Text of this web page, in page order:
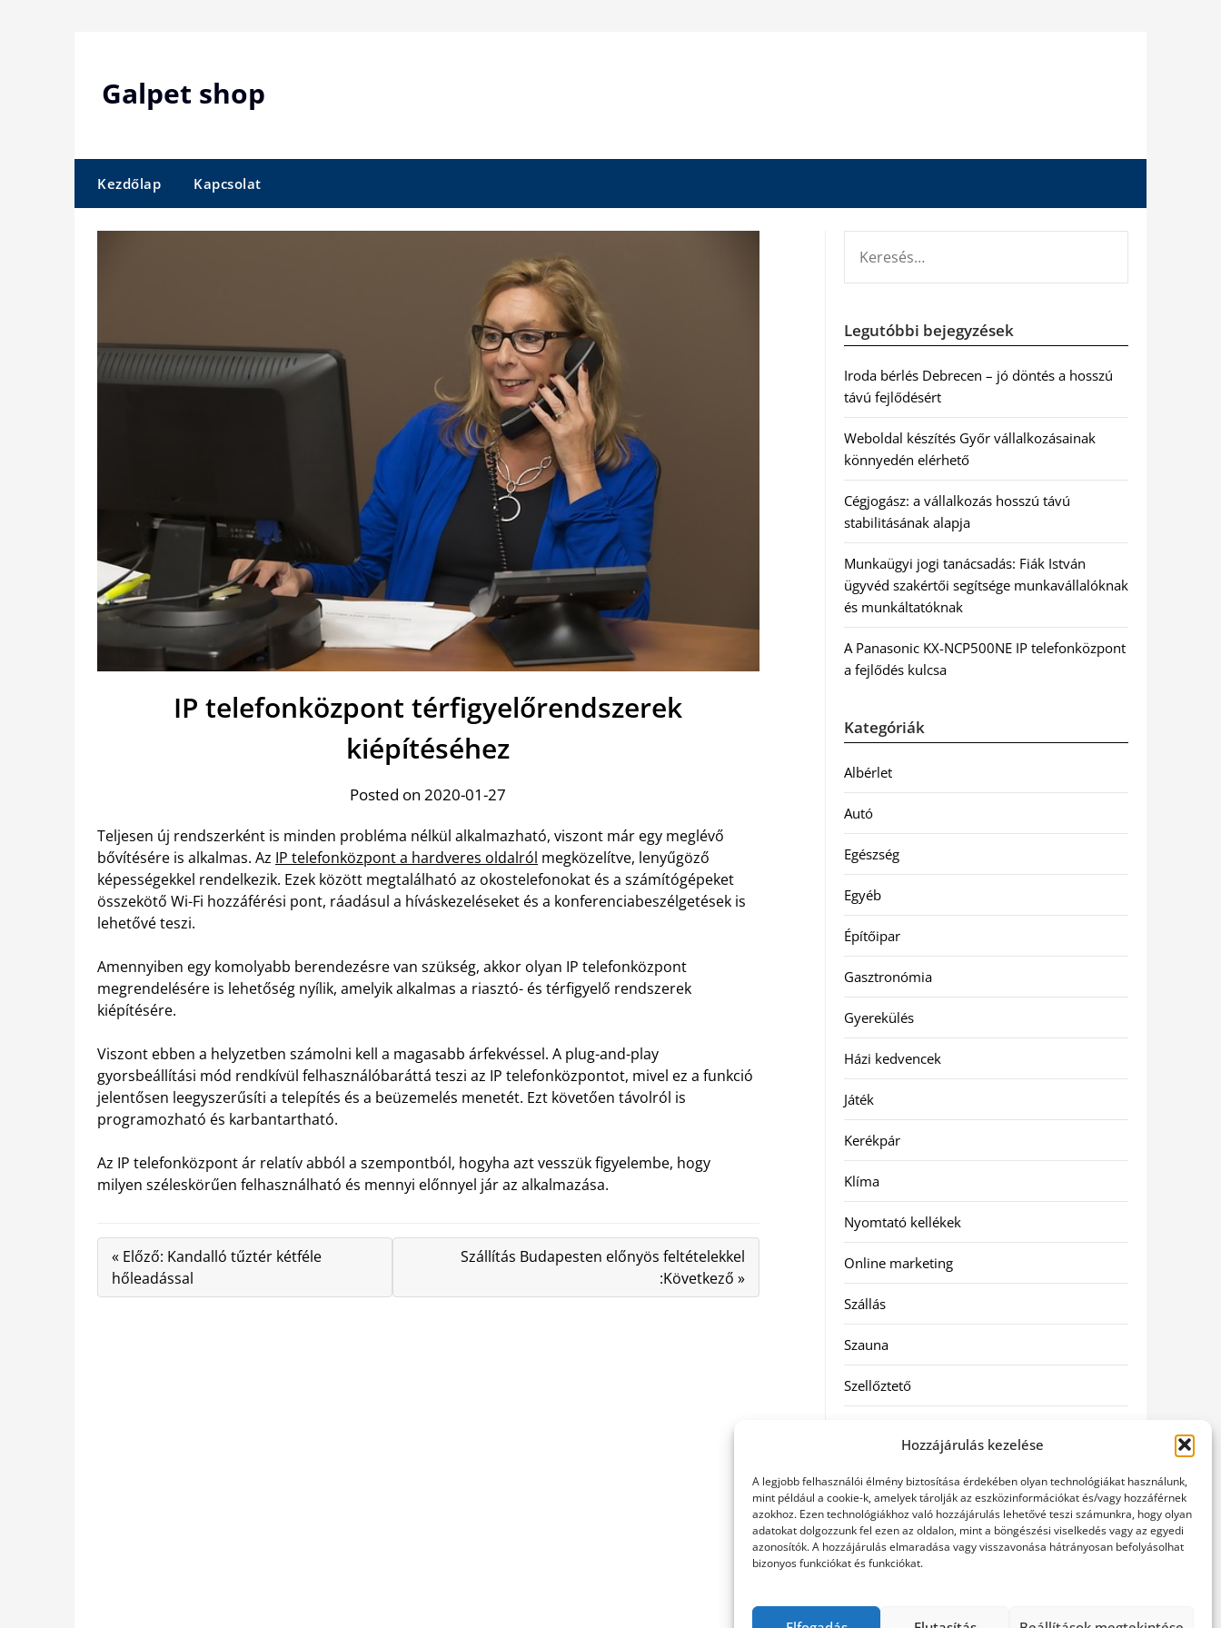
Hozzájárulás kezelése
A legjobb felhasználói élmény biztosítása érdekében olyan technológiákat használunk,
mint például a cookie-k, amelyek tárolják az eszközinformációkat és/vagy hozzáférnek
azokhoz. Ezen technológiákhoz való hozzájárulás lehetővé teszi számunkra, hogy olyan
adatokat dolgozzunk fel ezen az oldalon, mint a böngészési viselkedés vagy az egyedi
azonosítók. A hozzájárulás elmaradása vagy visszavonása hátrányosan befolyásolhat
bizonyos funkciókat és funkciókat.
Galpet shop
Kezdőlap Kapcsolat
IP telefonközpont térfigyelőrendszerek
kiépítéséhez
Posted on 2020-01-27
Teljesen új rendszerként is minden probléma nélkül alkalmazható, viszont már egy meglévő
bővítésére is alkalmas. Az IP telefonközpont a hardveres oldalról megközelítve, lenyűgöző
képességekkel rendelkezik. Ezek között megtalálható az okostelefonokat és a számítógépeket
összekötő Wi-Fi hozzáférési pont, ráadásul a híváskezeléseket és a konferenciabeszélgetések is
lehetővé teszi.
Amennyiben egy komolyabb berendezésre van szükség, akkor olyan IP telefonközpont
megrendelésére is lehetőség nyílik, amelyik alkalmas a riasztó- és térfigyelő rendszerek
kiépítésére.
Viszont ebben a helyzetben számolni kell a magasabb árfekvéssel. A plug-and-play
gyorsbeállítási mód rendkívül felhasználóbaráttá teszi az IP telefonközpontot, mivel ez a funkció
jelentősen leegyszerűsíti a telepítés és a beüzemelés menetét. Ezt követően távolról is
programozható és karbantartható.
Az IP telefonközpont ár relatív abból a szempontból, hogyha azt vesszük figyelembe, hogy
milyen széleskörűen felhasználható és mennyi előnnyel jár az alkalmazása.
« Előző: Kandalló tűztér kétféle
hőleadással
Szállítás Budapesten előnyös feltételekkel
:Következő »
Legutóbbi bejegyzések
Iroda bérlés Debrecen – jó döntés a hosszú
távú fejlődésért
Weboldal készítés Győr vállalkozásainak
könnyedén elérhető
Cégjogász: a vállalkozás hosszú távú
stabilitásának alapja
Munkaügyi jogi tanácsadás: Fiák István
ügyvéd szakértői segítsége munkavállalóknak
és munkáltatóknak
A Panasonic KX-NCP500NE IP telefonközpont
a fejlődés kulcsa
Kategóriák
Albérlet
Autó
Egészség
Egyéb
Építőipar
Gasztronómia
Gyerekülés
Házi kedvencek
Játék
Kerékpár
Klíma
Nyomtató kellékek
Online marketing
Szállás
Szauna
Szellőztető
Utazás
Vásárlás